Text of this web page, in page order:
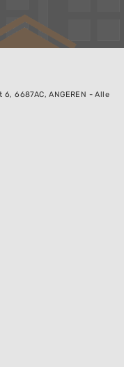
6687AC, ANGEREN - Alle